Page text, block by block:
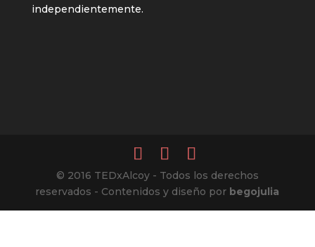
independientemente.
© 2016 TEDxAlcoy - Todos los derechos
reservados - Contenidos y diseño por begojulia